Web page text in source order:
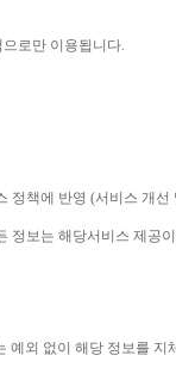
로만 이용됩니다.
정책에 반영 (서비스 개선
정보는 해당서비스 제
예외 없이 해당 정보를 지